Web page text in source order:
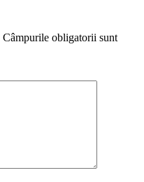
Câmpurile obligatorii sunt